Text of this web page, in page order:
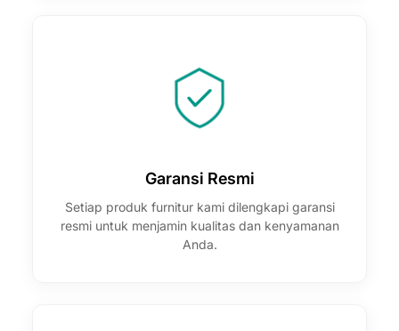
Garansi Resmi
Setiap produk furnitur kami dilengkapi garansi
resmi untuk menjamin kualitas dan kenyamanan
Anda.